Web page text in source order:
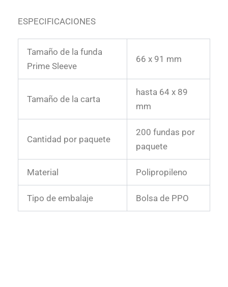
ESPECIFICACIONES
Tamaño de la funda
Prime Sleeve
66 x 91 mm
Tamaño de la carta
hasta 64 x 89
mm
Cantidad por paquete
200 fundas por
paquete
Material Polipropileno
Tipo de embalaje Bolsa de PPO